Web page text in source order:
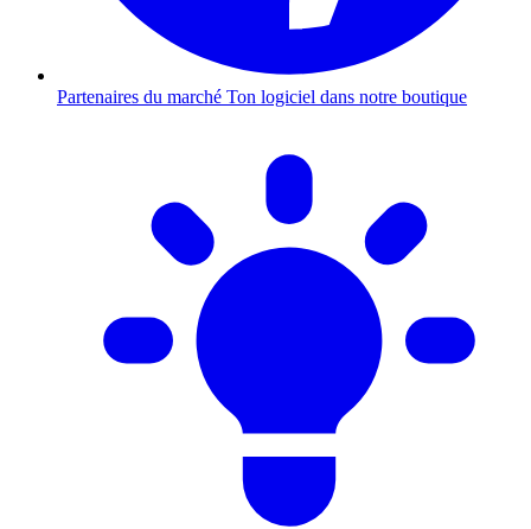
Partenaires du marché Ton logiciel dans notre boutique